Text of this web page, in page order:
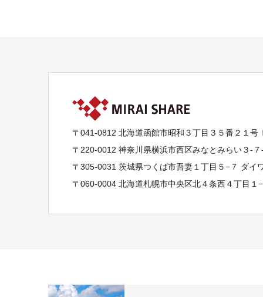
〒041-0812 北海道函館市昭和３丁目３５番２１号
〒220-0012 神奈川県横浜市西区みなとみらい３-
〒305-0031 茨城県つくば市吾妻１丁目５−７ ダイ
〒060-0004 北海道札幌市中央区北４条西４丁目１